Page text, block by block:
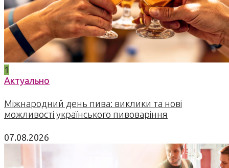
1
Актуально
Міжнародний день пива: виклики та нові
можливості українського пивоваріння
07.08.2026